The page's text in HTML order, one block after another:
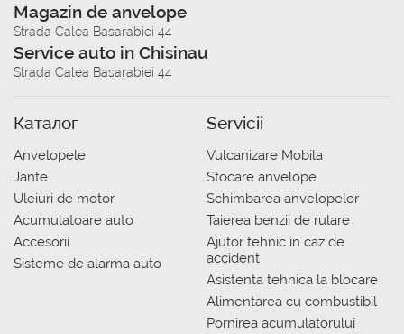
Magazin de anvelope
Strada Calea Basarabiei 44
Service auto in Chisinau
Strada Calea Basarabiei 44
Каталог
Anvelopele
Jante
Uleiuri de motor
Acumulatoare auto
Accesorii
Sisteme de alarma auto
Servicii
Vulcanizare Mobila
Stocare anvelope
Schimbarea anvelopelor
Taierea benzii de rulare
Ajutor tehnic in caz de
accident
Asistenta tehnica la blocare
Alimentarea cu combustibil
Pornirea acumulatorului